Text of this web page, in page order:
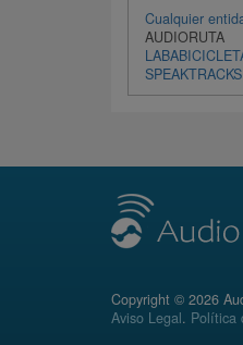
Cualquier
AUDIORUTA
SPEAKTRACKS
Copyright © 2026
Aviso Legal. Política